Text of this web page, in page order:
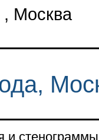
, Москва
и стенограммы